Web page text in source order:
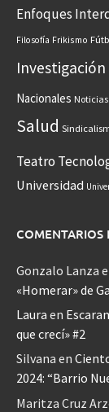
Enfoques
Filosofía Frikismo
Investigación
Nacionales Noticias
Salud
Teatro
Universidad
COMENTARIOS
Gonzalo Lanza
«Homerar» de
Laura en
que crecí» #2
Silvana en
2024: “Barrio
Maritza Cruz